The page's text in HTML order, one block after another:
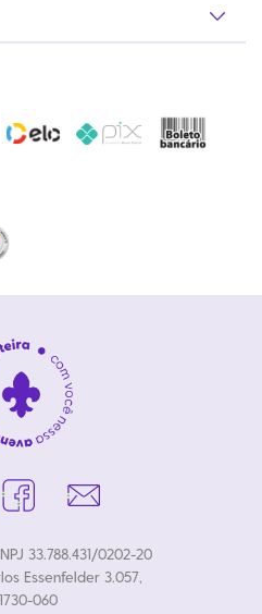
33.788.431/0202-20
Essenfelder 3.057,
060